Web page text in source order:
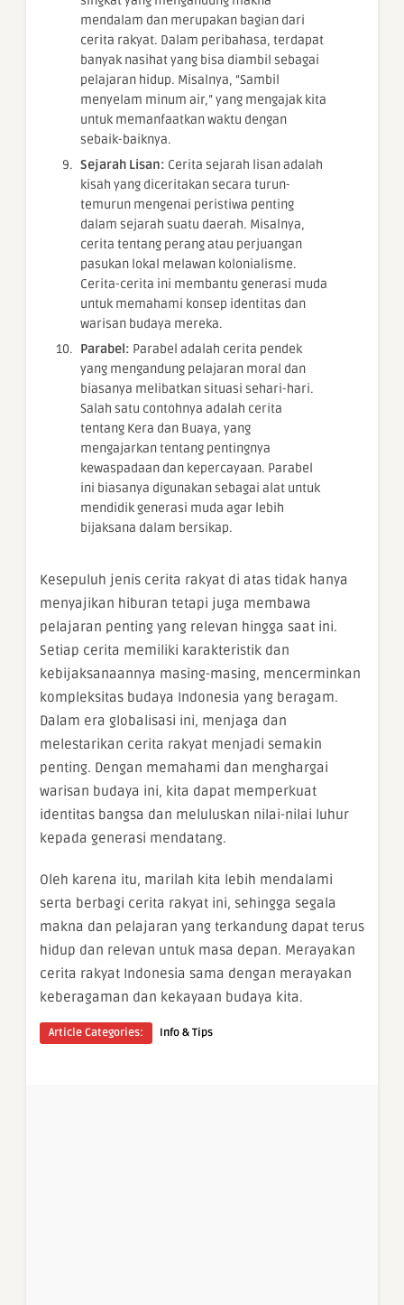
mendalam dan merupakan bagian dari
cerita rakyat. Dalam peribahasa, terdapat
banyak nasihat yang bisa diambil sebagai
pelajaran hidup. Misalnya, “Sambil
menyelam minum air,” yang mengajak kita
untuk memanfaatkan waktu dengan
sebaik-baiknya.
Sejarah Lisan: Cerita sejarah lisan adalah
kisah yang diceritakan secara turun-
temurun mengenai peristiwa penting
dalam sejarah suatu daerah. Misalnya,
cerita tentang perang atau perjuangan
pasukan lokal melawan kolonialisme.
Cerita-cerita ini membantu generasi muda
untuk memahami konsep identitas dan
warisan budaya mereka.
Parabel: Parabel adalah cerita pendek
yang mengandung pelajaran moral dan
biasanya melibatkan situasi sehari-hari.
Salah satu contohnya adalah cerita
tentang Kera dan Buaya, yang
mengajarkan tentang pentingnya
kewaspadaan dan kepercayaan. Parabel
ini biasanya digunakan sebagai alat untuk
mendidik generasi muda agar lebih
bijaksana dalam bersikap.
Kesepuluh jenis cerita rakyat di atas tidak hanya
menyajikan hiburan tetapi juga membawa
pelajaran penting yang relevan hingga saat ini.
Setiap cerita memiliki karakteristik dan
kebijaksanaannya masing-masing, mencerminkan
kompleksitas budaya Indonesia yang beragam.
Dalam era globalisasi ini, menjaga dan
melestarikan cerita rakyat menjadi semakin
penting. Dengan memahami dan menghargai
warisan budaya ini, kita dapat memperkuat
identitas bangsa dan meluluskan nilai-nilai luhur
kepada generasi mendatang.
Oleh karena itu, marilah kita lebih mendalami
serta berbagi cerita rakyat ini, sehingga segala
makna dan pelajaran yang terkandung dapat terus
hidup dan relevan untuk masa depan. Merayakan
cerita rakyat Indonesia sama dengan merayakan
keberagaman dan kekayaan budaya kita.
Article Categories: Info & Tips